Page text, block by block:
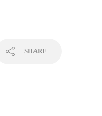
SHARE